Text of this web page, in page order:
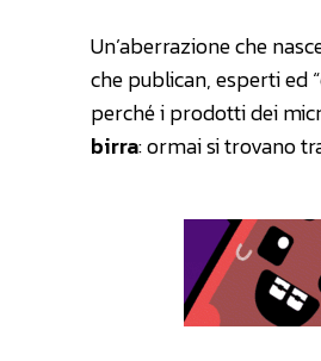
Un’aberrazione che
che publican, esperti ed
perché i prodotti dei
birra: ormai si trovano